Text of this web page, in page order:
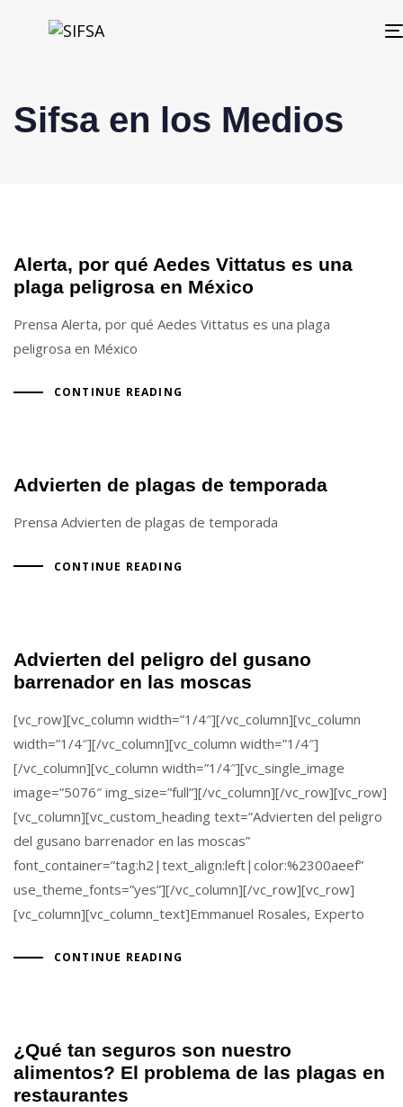
Sifsa en los Medios
Alerta, por qué Aedes Vittatus es una
plaga peligrosa en México
Prensa Alerta, por qué Aedes Vittatus es una plaga
peligrosa en México
CONTINUE READING
Advierten de plagas de temporada
Prensa Advierten de plagas de temporada
CONTINUE READING
Advierten del peligro del gusano
barrenador en las moscas
[vc_row][vc_column width=”1/4″][/vc_column][vc_column
width=”1/4″][/vc_column][vc_column width=”1/4″]
[/vc_column][vc_column width=”1/4″][vc_single_image
image=”5076″ img_size=”full”][/vc_column][/vc_row][vc_row]
[vc_column][vc_custom_heading text=”Advierten del peligro
del gusano barrenador en las moscas”
font_container=”tag:h2|text_align:left|color:%2300aeef”
use_theme_fonts=”yes”][/vc_column][/vc_row][vc_row]
[vc_column][vc_column_text]Emmanuel Rosales, Experto
CONTINUE READING
¿Qué tan seguros son nuestro
alimentos? El problema de las plagas en
restaurantes